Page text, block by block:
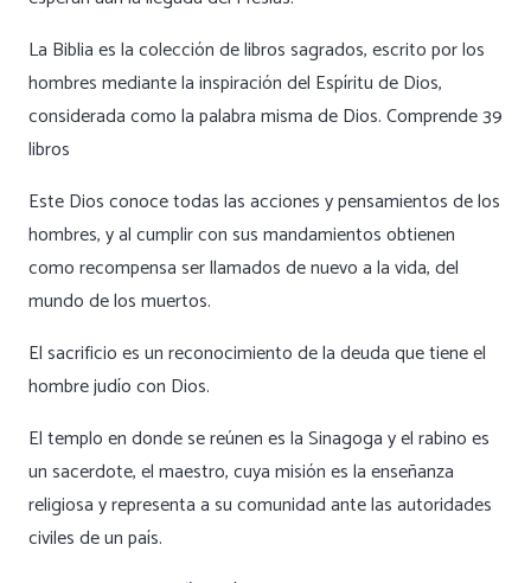
La Biblia es la colección de libros sagrados, escrito por los
hombres mediante la inspiración del Espíritu de Dios,
considerada como la palabra misma de Dios. Comprende 39
libros
Este Dios conoce todas las acciones y pensamientos de los
hombres, y al cumplir con sus mandamientos obtienen
como recompensa ser llamados de nuevo a la vida, del
mundo de los muertos.
El sacrificio es un reconocimiento de la deuda que tiene el
hombre judío con Dios.
El templo en donde se reúnen es la Sinagoga y el rabino es
un sacerdote, el maestro, cuya misión es la enseñanza
religiosa y representa a su comunidad ante las autoridades
civiles de un país.